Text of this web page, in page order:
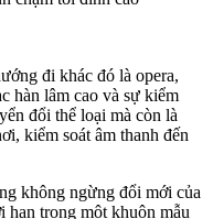
đi khác đó là opera,
hàn lâm cao và sự kiểm
đổi thể loại mà còn là
kiểm soát âm thanh đến
không ngừng đổi mới của
trong một khuôn mẫu